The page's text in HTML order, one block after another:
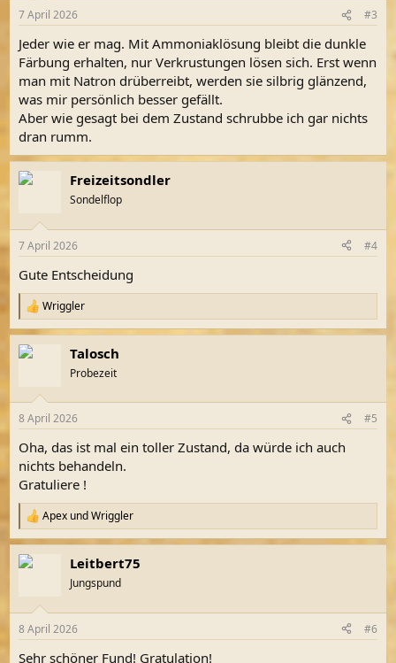
e
:
7 April 2026 #3
Jeder wie er mag. Mit Ammoniaklösung bleibt die dunkle
Färbung erhalten, nur Verkrustungen lösen sich. Erst wenn
man mit Natron drüberreibt, werden sie silbrig glänzend,
was mir persönlich besser gefällt.
Aber wie gesagt bei dem Zustand schrubbe ich gar nichts
dran rumm.
Freizeitsondler
Sondelflop
7 April 2026 #4
Gute Entscheidung
R
e
a
k
e
:
Wriggler
Talosch
Probezeit
8 April 2026 #5
Oha, das ist mal ein toller Zustand, da würde ich auch
nichts behandeln.
Gratuliere !
R
e
a
k
e
Apex undWriggler
Leitbert75
Jungspund
8 April 2026 #6
Sehr schöner Fund! Gratulation!